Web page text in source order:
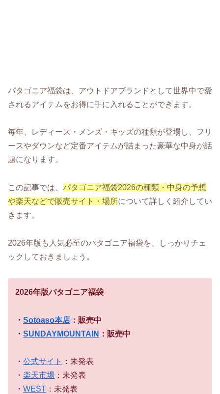
パタゴニア福袋は、アウトドアブランドとして世界中で愛
されるアイテムをお得に手に入れることができます。
毎年、レディース・メンズ・キッズの種類が登場し、フリ
ースやダウンなど定番アイテムが詰まった豪華な中身が話
題になります。
この記事では、 パタゴニア福袋2026の種類・中身の予想
や楽天などで販売サイト・場所について詳しく紹介してい
きます。
2026年版も人気必至のパタゴニア福袋を、しっかりチェ
ックしておきましょう。
2026年版パタゴニア福袋
・ Sotoaso本店 ：販売中
・ SUNDAYMOUNTAIN ：販売中
・ 公式サイト
：未発表
・ 楽天市場 ：未発表
・ WEST ：未発表